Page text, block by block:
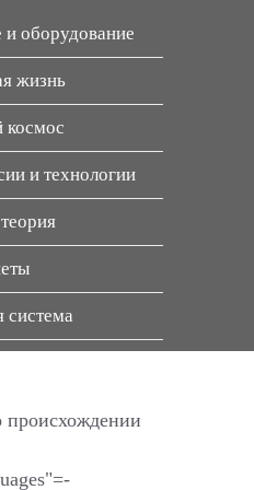
оборудование
жизнь
космос
и технологии
система